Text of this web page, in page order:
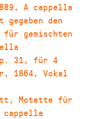
, A cappella
den
für gemischten
31, für 4
, 1864, Vokal
, Motette für
cappella